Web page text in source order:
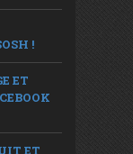
!
ET
ET